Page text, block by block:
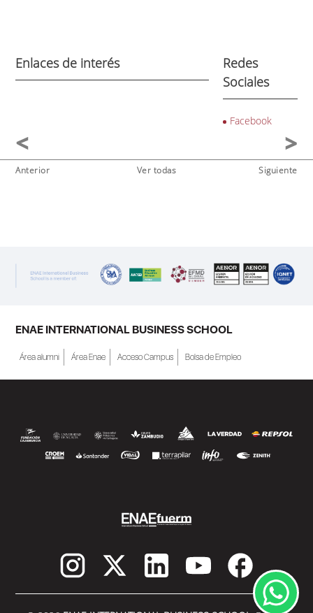
Enlaces de interés
Redes
Sociales
Facebook
Anterior Ver todas Siguiente
ENAE INTERNATIONAL BUSINESS SCHOOL
Área alumni Área Enae Acceso Campus Bolsa de Empleo